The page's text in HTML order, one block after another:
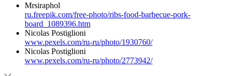
Mrsiraphol
ru.freepik.com/free-photo/ribs-food-barbecue-pork-
board_1089396.htm
Nicolas Postiglioni
www.pexels.com/ru-ru/photo/1930760/
Nicolas Postiglioni
www.pexels.com/ru-ru/photo/2773942/